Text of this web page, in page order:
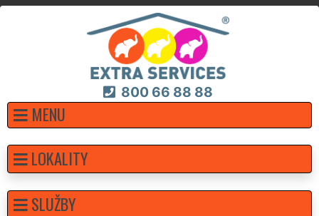
800 66 88 88
MENU
LOKALITY
SLUŽBY